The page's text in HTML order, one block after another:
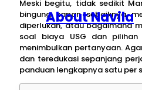
About Navila
Meski begitu, tidak sedikit
bingung kapan sebaiknya
diperlukan, atau bagaimana
soal biaya USG dan
menimbulkan pertanyaan.
dan teredukasi sepanjang
panduan lengkapnya satu per